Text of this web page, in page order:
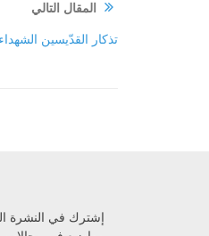
المقال التالي
تذكار القدّيسين
إشترك في النشرة